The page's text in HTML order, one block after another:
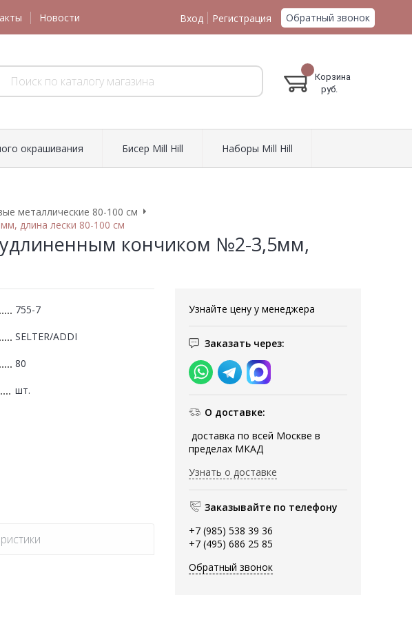
Новости Вход Регистрация Обратный звонок
Корзина
руб.
окрашивания Биcер Mill Hill Наборы Mill Hill
металлические 80-100 см
длина лески 80-100 см
удлиненным кончиком №2-3,5мм,
Узнайте цену у менеджера
Заказать через:
О доставке:
доставка по всей Москве в
пределах МКАД
Узнать о доставке
Заказывайте по телефону
+7 (985) 538 39 36
+7 (495) 686 25 85
Обратный звонок
755-7
SELTER/ADDI
80
шт.